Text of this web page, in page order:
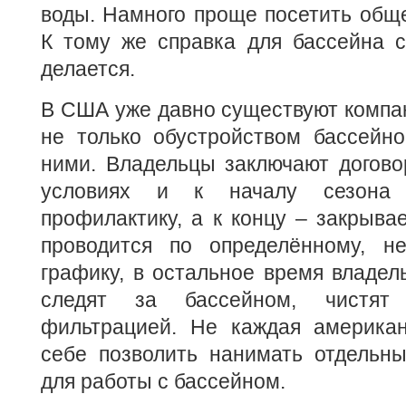
воды. Намного проще посетить
К тому же справка для бассейна
делается.
В США уже давно существуют
не только обустройством
ними. Владельцы заключают
условиях и к началу сезона
профилактику, а к концу –
проводится по определённому,
графику, в остальное время
следят за бассейном, чистят
фильтрацией. Не каждая
себе позволить нанимать
для работы с бассейном.